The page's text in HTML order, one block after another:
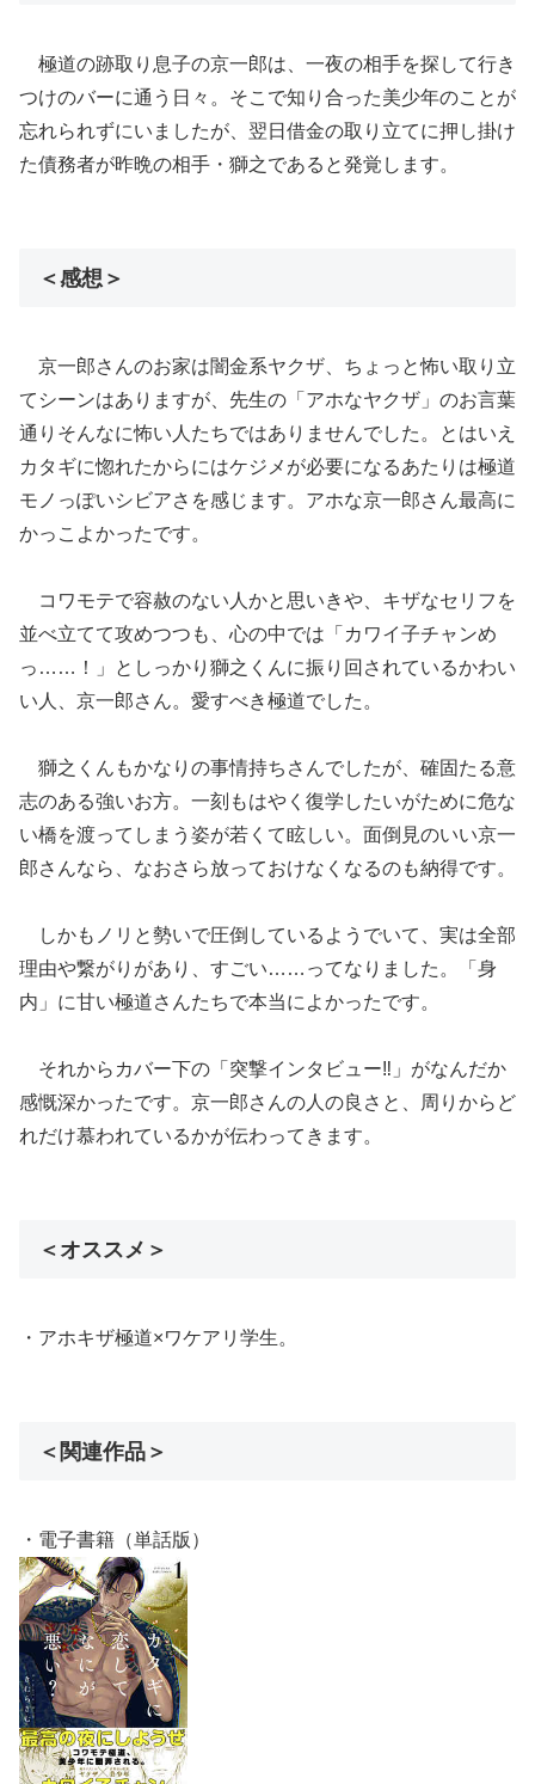
極道の跡取り息子の京一郎は、一夜の相手を探して行き
つけのバーに通う日々。そこで知り合った美少年のことが
忘れられずにいましたが、翌日借金の取り立てに押し掛け
た債務者が昨晩の相手・獅之であると発覚します。
＜感想＞
京一郎さんのお家は闇金系ヤクザ、ちょっと怖い取り立
てシーンはありますが、先生の「アホなヤクザ」のお言葉
通りそんなに怖い人たちではありませんでした。とはいえ
カタギに惚れたからにはケジメが必要になるあたりは極道
モノっぽいシビアさを感じます。アホな京一郎さん最高に
かっこよかったです。
コワモテで容赦のない人かと思いきや、キザなセリフを
並べ立てて攻めつつも、心の中では「カワイ子チャンめ
っ……！」としっかり獅之くんに振り回されているかわい
い人、京一郎さん。愛すべき極道でした。
獅之くんもかなりの事情持ちさんでしたが、確固たる意
志のある強いお方。一刻もはやく復学したいがために危な
い橋を渡ってしまう姿が若くて眩しい。面倒見のいい京一
郎さんなら、なおさら放っておけなくなるのも納得です。
しかもノリと勢いで圧倒しているようでいて、実は全部
理由や繋がりがあり、すごい……ってなりました。「身
内」に甘い極道さんたちで本当によかったです。
それからカバー下の「突撃インタビュー‼」がなんだか
感慨深かったです。京一郎さんの人の良さと、周りからど
れだけ慕われているかが伝わってきます。
＜オススメ＞
・アホキザ極道×ワケアリ学生。
＜関連作品＞
・電子書籍（単話版）